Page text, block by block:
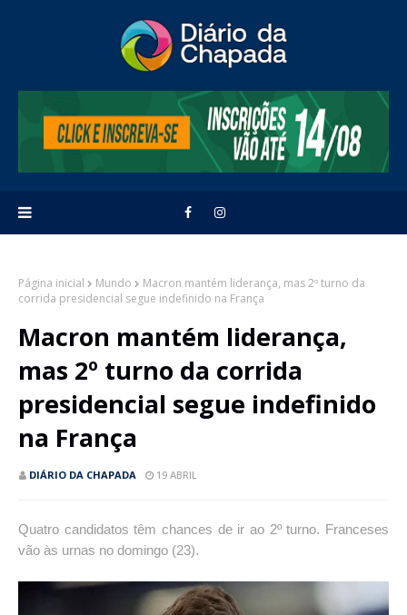
Página inicial Mundo
Macron mantém liderança, mas 2º turno da
corrida presidencial segue indefinido na França
Macron mantém liderança,
mas 2º turno da corrida
presidencial segue indefinido
na França
DIÁRIO DA CHAPADA 19 ABRIL
Quatro candidatos têm chances de ir ao 2º turno. Franceses
vão às urnas no domingo (23).